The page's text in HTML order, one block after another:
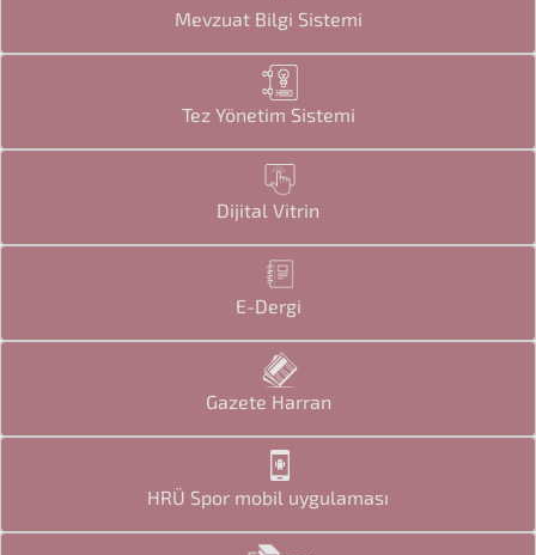
Mevzuat Bilgi Sistemi
Tez Yönetim Sistemi
Dijital Vitrin
E-Dergi
Gazete Harran
HRÜ Spor mobil uygulaması